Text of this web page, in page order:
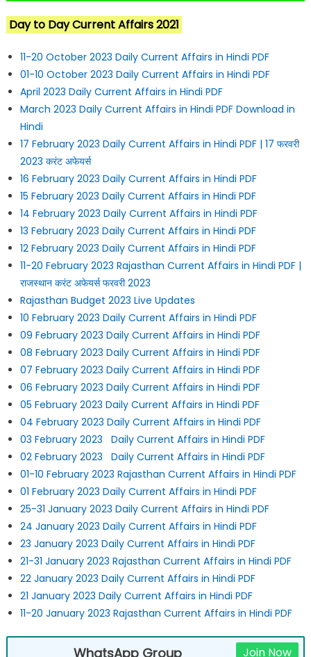
Day to Day Current Affairs 2021
11-20 October 2023 Daily Current Affairs in Hindi PDF
01-10 October 2023 Daily Current Affairs in Hindi PDF
April 2023 Daily Current Affairs in Hindi PDF
March 2023 Daily Current Affairs in Hindi PDF Download in
Hindi
17 February 2023 Daily Current Affairs in Hindi PDF | 17 फरवरी
2023 करंट अफेयर्स
16 February 2023 Daily Current Affairs in Hindi PDF
15 February 2023 Daily Current Affairs in Hindi PDF
14 February 2023 Daily Current Affairs in Hindi PDF
13 February 2023 Daily Current Affairs in Hindi PDF
12 February 2023 Daily Current Affairs in Hindi PDF
11-20 February 2023 Rajasthan Current Affairs in Hindi PDF |
राजस्थान करंट अफेयर्स फरवरी 2023
Rajasthan Budget 2023 Live Updates
10 February 2023 Daily Current Affairs in Hindi PDF
09 February 2023 Daily Current Affairs in Hindi PDF
08 February 2023 Daily Current Affairs in Hindi PDF
07 February 2023 Daily Current Affairs in Hindi PDF
06 February 2023 Daily Current Affairs in Hindi PDF
05 February 2023 Daily Current Affairs in Hindi PDF
04 February 2023 Daily Current Affairs in Hindi PDF
03 February 2023 Daily Current Affairs in Hindi PDF
02 February 2023 Daily Current Affairs in Hindi PDF
01-10 February 2023 Rajasthan Current Affairs in Hindi PDF
01 February 2023 Daily Current Affairs in Hindi PDF
25-31 January 2023 Daily Current Affairs in Hindi PDF
24 January 2023 Daily Current Affairs in Hindi PDF
23 January 2023 Daily Current Affairs in Hindi PDF
21-31 January 2023 Rajasthan Current Affairs in Hindi PDF
22 January 2023 Daily Current Affairs in Hindi PDF
21 January 2023 Daily Current Affairs in Hindi PDF
11-20 January 2023 Rajasthan Current Affairs in Hindi PDF
WhatsApp Group Join Now